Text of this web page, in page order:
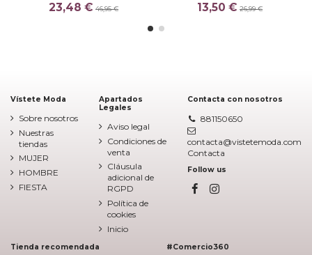
23,48 € 46,95 € 13,50 € 26,99 €
Vístete Moda
Sobre nosotros
Nuestras
tiendas
MUJER
HOMBRE
FIESTA
Apartados
Legales
Aviso legal
Condiciones de
venta
Cláusula
adicional de
RGPD
Política de
cookies
Inicio
Contacta con nosotros
881150650
contacta@vistetemoda.com
Contacta
Follow us
Tienda recomendada #Comercio360